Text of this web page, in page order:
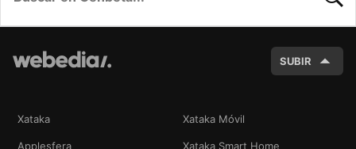
SUBIR
Xataka Xataka Móvil
Applesfera Xataka Smart Home